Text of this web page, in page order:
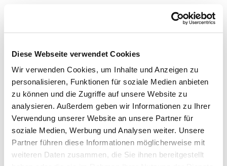
Diese Webseite verwendet Cookies
Wir verwenden Cookies, um Inhalte und Anzeigen zu
personalisieren, Funktionen für soziale Medien anbieten
zu können und die Zugriffe auf unsere Website zu
analysieren. Außerdem geben wir Informationen zu Ihrer
Verwendung unserer Website an unsere Partner für
soziale Medien, Werbung und Analysen weiter. Unsere
Partner führen diese Informationen möglicherweise mit
weiteren Daten zusammen, die Sie ihnen bereitgestellt